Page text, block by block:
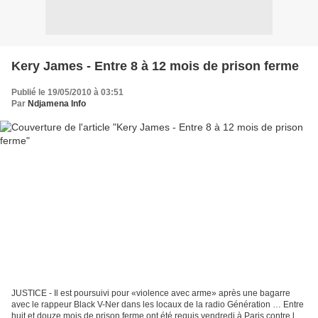
Kery James - Entre 8 à 12 mois de prison ferme
Publié le 19/05/2010 à 03:51
Par Ndjamena Info
JUSTICE - Il est poursuivi pour «violence avec arme» après une bagarre
avec le rappeur Black V-Ner dans les locaux de la radio Génération … Entre
huit et douze mois de prison ferme ont été requis vendredi à Paris contre le